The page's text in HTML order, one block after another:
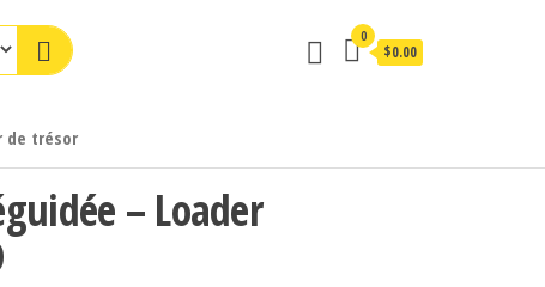
0
$0.00
de trésor
– Loader